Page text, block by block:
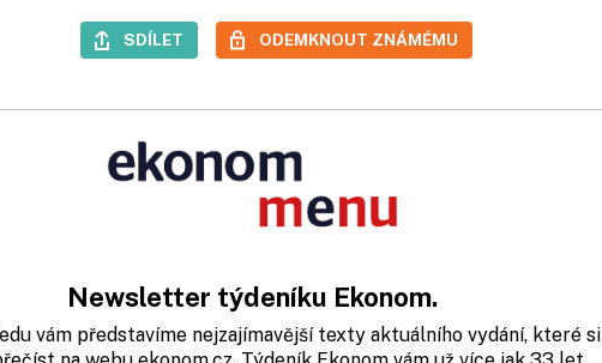
SDÍLET ODEMKNOUT ZNÁMÉMU
Newsletter týdeníku Ekonom.
vám představíme nejzajímavější texty aktuálního vydání, které si